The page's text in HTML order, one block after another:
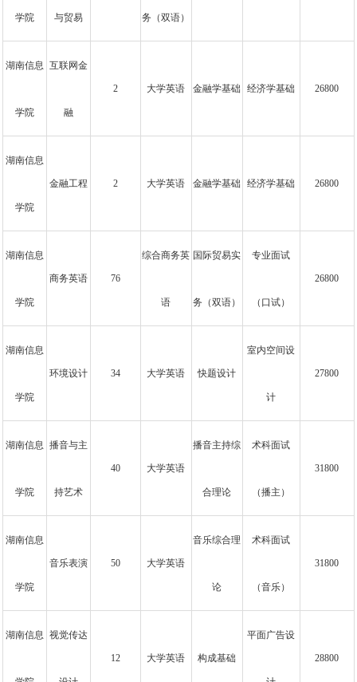
学院 与贸易 务（双语）
湖南信息
学院
互联网金
融
2 大学英语 金融学基础 经济学基础 26800
湖南信息
学院
金融工程 2 大学英语 金融学基础 经济学基础 26800
湖南信息
学院
商务英语 76
综合商务英
语
国际贸易实
务（双语）
专业面试
（口试）
26800
湖南信息
学院
环境设计 34 大学英语 快题设计
室内空间设
计
27800
湖南信息
学院
播音与主
持艺术
40 大学英语
播音主持综
合理论
术科面试
（播主）
31800
湖南信息
学院
音乐表演 50 大学英语
音乐综合理
论
术科面试
（音乐）
31800
湖南信息 视觉传达
12 大学英语 构成基础
平面广告设
28800